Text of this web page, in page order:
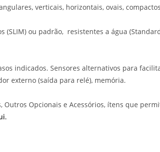
verticais, horizontais, ovais, compactos
ou padrão, resistentes a água
indicados. Sensores alternativos para
externo (saída para relé), memória.
Outros Opcionais e Acessórios, ítens que
.